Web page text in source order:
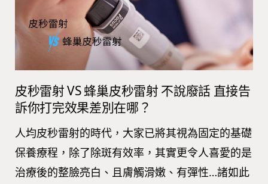
皮秒雷射 VS 蜂巢皮秒雷射 不說廢話 直接告
訴你打完效果差別在哪？
人均皮秒雷射的時代，大家已將其視為固定的基礎
保養療程，除了除斑有效率，其實更令人喜愛的是
治療後的整臉亮白、且膚觸滑嫩、有彈性…諸如此